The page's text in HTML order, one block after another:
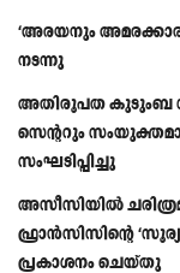
‘അരയനും
നടന്നു
അതിരൂപത കുടുംബ
സെന്ററും
സംഘടിപ്പിച്ചു
അസീസിയിൽ
ഫ്രാൻസിസിന്റെ
പ്രകാശനം ചെയ്തു